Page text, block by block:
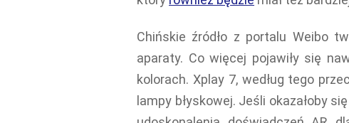
Chińskie źródło z portalu Weibo
aparaty. Co więcej pojawiły się
kolorach. Xplay 7, według tego
lampy błyskowej. Jeśli okazałoby